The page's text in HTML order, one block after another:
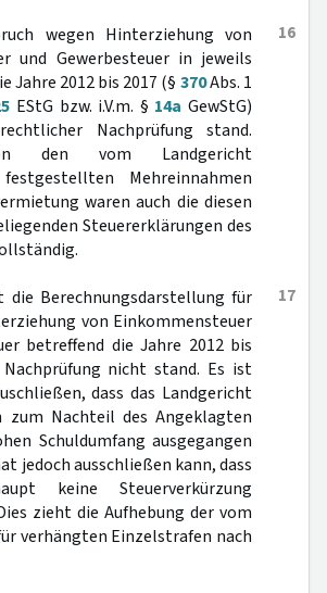
16
wegen Hinterziehung von
und Gewerbesteuer in jeweils
Jahre 2012 bis 2017 (§ 370Abs. 1
EStG bzw. i.V.m. § 14a GewStG)
Nachprüfung stand.
den vom Landgericht
Mehreinnahmen
waren auch die diesen
Steuererklärungen des
17
die Berechnungsdarstellung für
von Einkommensteuer
betreffend die Jahre 2012 bis
nicht stand. Es ist
dass das Landgericht
zum Nachteil des Angeklagten
Schuldumfang ausgegangen
jedoch ausschließen kann, dass
keine Steuerverkürzung
zieht die Aufhebung der vom
verhängten Einzelstrafen nach